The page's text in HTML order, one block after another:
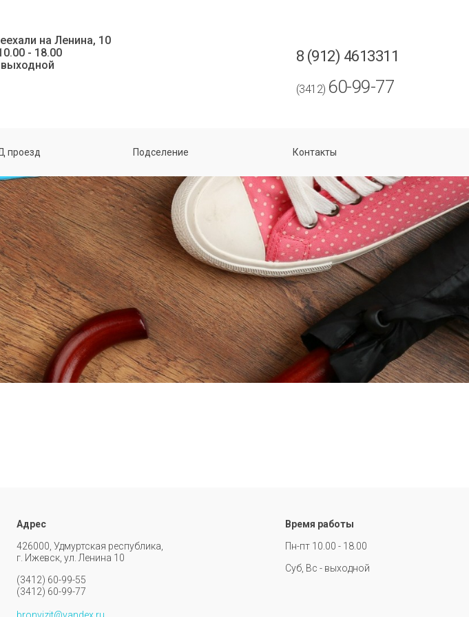
на Ленина, 10
- 18.00
8 (912) 4613311
(3412) 60-99-77
проезд Подселение Контакты
Адрес
426000, Удмуртская республика,
г. Ижевск, ул. Ленина 10
(3412) 60-99-55
(3412) 60-99-77
Время работы
Пн-пт 10.00 - 18.00
Суб, Вс - выходной